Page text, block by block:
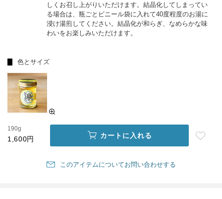
しくお召し上がりいただけます。結晶化してしまってい
る場合は、瓶ごとビニール袋に入れて40度程度のお湯に
浸け湯煎してください。結晶化が和らぎ、なめらかな味
わいをお楽しみいただけます。
色とサイズ
190g
1,600円 カートに入れる
このアイテムについてお問い合わせする